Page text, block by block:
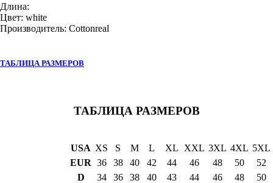
Длина:
Цвет: white
Производитель: Cottonreal
ТАБЛИЦА РАЗМЕРОВ
ТАБЛИЦА РАЗМЕРОВ
USA XS S M L XL XXL 3XL 4XL 5XL
EUR 36 38 40 42 44 46 48 50
52
D
34 36 38 40 43 44 46 48
50